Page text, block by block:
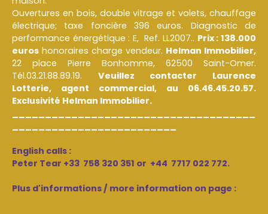
Ouvertures en bois, double vitrage et volets, chauffage
électrique; taxe foncière 396 euros. Diagnostic de
performance énergétique : E, Ref. LL2007.. Prix : 138.000
euros honoraires charge vendeur. Helman Immobilier,
22 place Pierre Bonhomme, 62500 Saint-Omer.
Tél.03.21.88.89.19. Veuillez contacter Laurence
Lotterie, agent commercial, au 06.46.45.20.57.
Exclusivité Helman Immobilier.
English calls :
Peter Tear +33 758 320 351 or +44 7717 022 772.
Plus d'informations / more information on page :